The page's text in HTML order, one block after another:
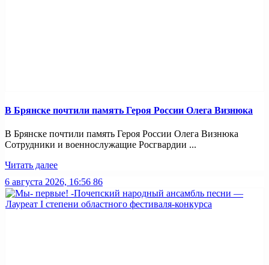
В Брянске почтили память Героя России Олега Визнюка
В Брянске почтили память Героя России Олега Визнюка
Сотрудники и военнослужащие Росгвардии ...
Читать далее
6 августа 2026, 16:56 86